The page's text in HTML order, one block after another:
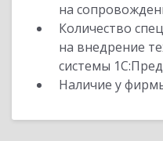
на
Количество
на внедрение
системы
Наличие у